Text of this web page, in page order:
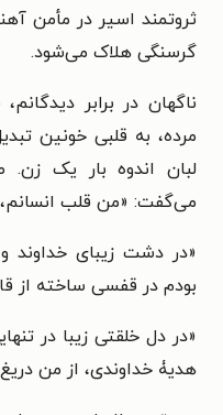
ثروتمند اسیر در مأمن
گرسنگی هلاک می‌شود.
ناگهان در برابر
مرده، به قلبی خونین
لبان اندوه بار یک
می‌گفت: «من قلب انسانم،
«در دشت زیبای خداوند و
بودم در قفسی ساخته از
«در دل خلقتی زیبا در
هدیۀ خداوندی، از من